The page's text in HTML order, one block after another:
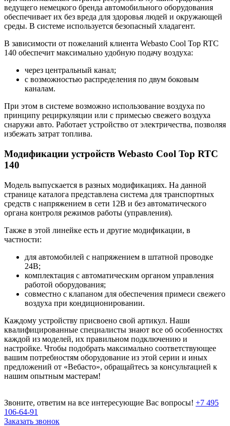
ведущего немецкого бренда автомобильного оборудования
обеспечивает их без вреда для здоровья людей и окружающей
среды. В системе используется безопасный хладагент.
В зависимости от пожеланий клиента Webasto Cool Top RTC
140 обеспечит максимально удобную подачу воздуха:
через центральный канал;
с возможностью распределения по двум боковым
каналам.
При этом в системе возможно использование воздуха по
принципу рециркуляции или с примесью свежего воздуха
снаружи авто. Работает устройство от электричества, позволяя
избежать затрат топлива.
Модификации устройств Webasto Cool Top RTC
140
Модель выпускается в разных модификациях. На данной
странице каталога представлена система для транспортных
средств с напряжением в сети 12В и без автоматического
органа контроля режимов работы (управления).
Также в этой линейке есть и другие модификации, в
частности:
для автомобилей с напряжением в штатной проводке
24В;
комплектация с автоматическим органом управления
работой оборудования;
совместно с клапаном для обеспечения примеси свежего
воздуха при кондиционировании.
Каждому устройству присвоено свой артикул. Наши
квалифицированные специалисты знают все об особенностях
каждой из моделей, их правильном подключению и
настройке. Чтобы подобрать максимально соответствующее
вашим потребностям оборудование из этой серии и иных
предложений от «Вебасто», обращайтесь за консультацией к
нашим опытным мастерам!
Звоните, ответим на все интересующие Вас вопросы! +7 495
106-64-91
Заказать звонок